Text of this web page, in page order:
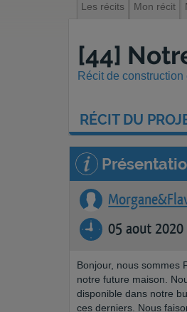
Les récits Mon récit
[44]
Récit de
RÉCITDU
05 aout 2020
Bonjour, nous sommes
notre future maison.
disponible dans notre
ces derniers. Nous